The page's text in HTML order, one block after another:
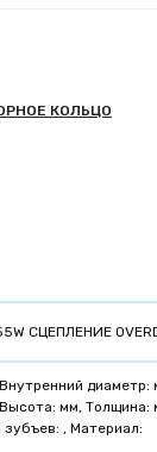
КОЛЬЦО
СЦЕПЛЕНИЕ
диаметр:
мм, Толщина:
, Материал: